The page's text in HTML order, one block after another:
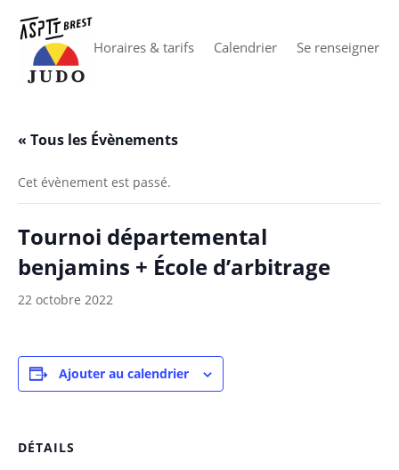
Horaires & tarifs Calendrier Se renseigner
« Tous les Évènements
Cet évènement est passé.
Tournoi départemental
benjamins + École d’arbitrage
22 octobre 2022
Ajouter au calendrier
DÉTAILS